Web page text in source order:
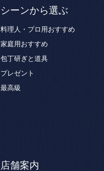
シーンから選ぶ
料理人・プロ用おすすめ
家庭用おすすめ
包丁研ぎと道具
プレゼント
最高級
店舗案内